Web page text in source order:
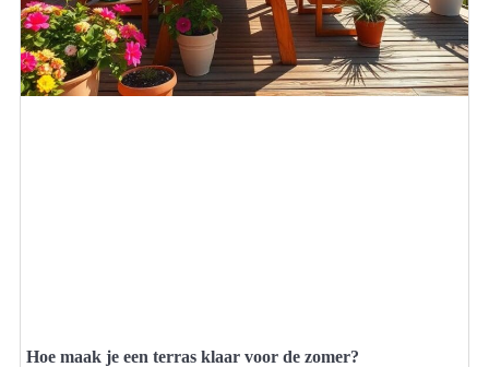
Hoe maak je een terras klaar voor de zomer?